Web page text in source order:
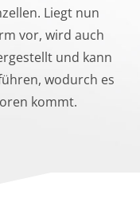
Liegt nun
vor, wird auch
und kann
wodurch es
kommt.